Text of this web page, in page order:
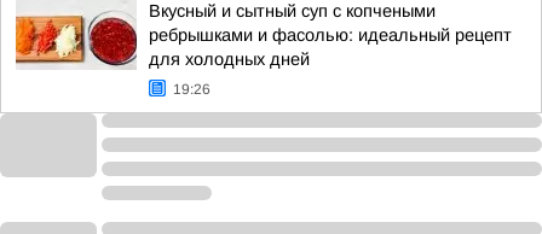
Вкусный и сытный суп с копчеными
ребрышками и фасолью: идеальный рецепт
для холодных дней
19:26